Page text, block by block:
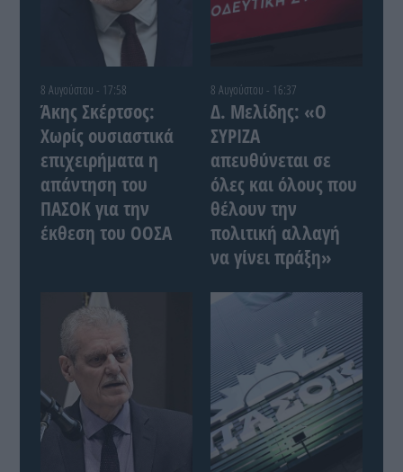
8 Αυγούστου - 17:58
Άκης Σκέρτσος:
Χωρίς ουσιαστικά
επιχειρήματα η
απάντηση του
ΠΑΣΟΚ για την
έκθεση του ΟΟΣΑ
8 Αυγούστου - 16:37
Δ. Μελίδης: «Ο
ΣΥΡΙΖΑ
απευθύνεται σε
όλες και όλους που
θέλουν την
πολιτική αλλαγή
να γίνει πράξη»